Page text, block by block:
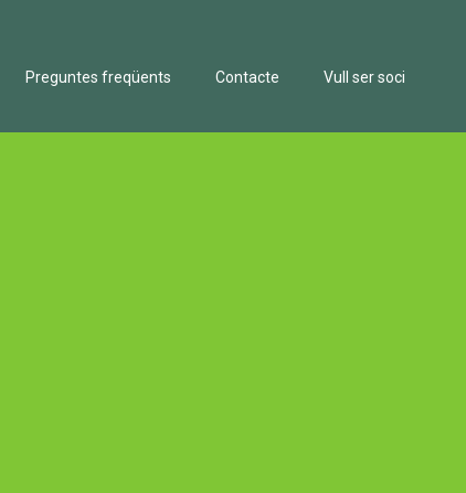
Preguntes freqüents Contacte Vull ser soci